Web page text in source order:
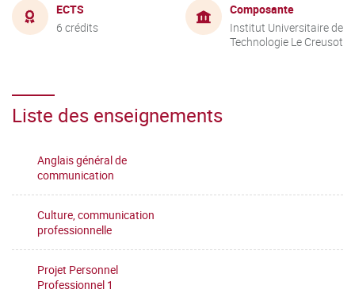
ECTS
6 crédits
Composante
Institut Universitaire de
Technologie Le Creusot
Liste des enseignements
Anglais général de
communication
Culture, communication
professionnelle
Projet Personnel
Professionnel 1